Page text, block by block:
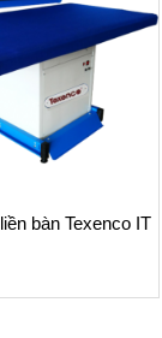
bàn Texenco IT